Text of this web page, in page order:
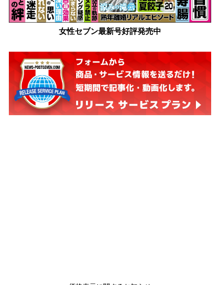
女性セブン最新号好評発売中